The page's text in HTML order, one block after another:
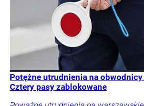
Potężne utrudnienia na obwodnicy
Cztery pasy zablokowane